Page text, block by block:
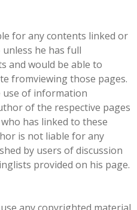
for any contents linked or
he has full
and would be able to
fromviewing those pages.
use of information
of the respective pages
has linked to these
is not liable for any
by users of discussion
provided on his page.